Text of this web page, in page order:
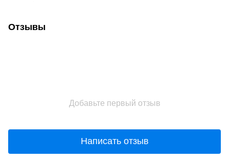
Отзывы
Добавьте первый отзыв
Написать отзыв